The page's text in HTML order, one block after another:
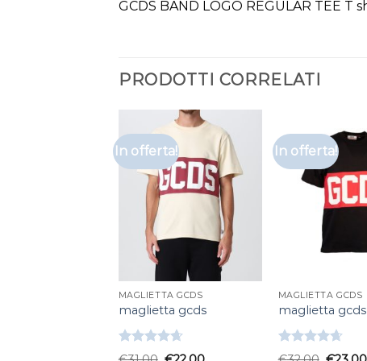
GCDS BAND LOGO REGULAR TEE
PRODOTTI CORRELATI
In offerta!
MAGLIETTA GCDS
maglietta gcds
Valutato
In offerta!
MAGLIETTA GCDS
maglietta gcds
Valutato